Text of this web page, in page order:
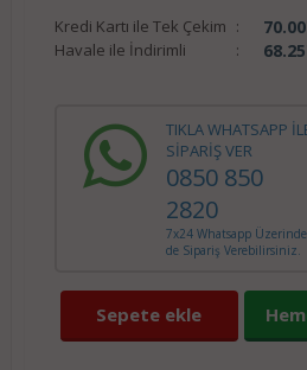
Kredi Kartı ile Tek Çekim : 70.00
Havale ile İndirimli : 68.25
TIKLA WHATSAPP
SİPARİŞ VER
0850 850
2820
7x24 Whatsapp
de Sipariş Verebilirsiniz.
Sepete ekle